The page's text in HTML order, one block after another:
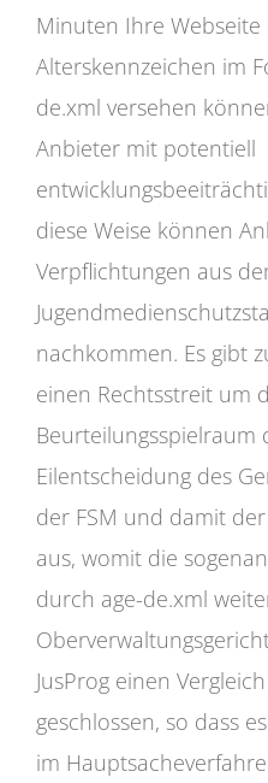
Minuten Ihre
Alterskennzeichen im
de.xml versehen
Anbieter mit potentiell
diese Weise können
Verpflichtungen aus
nachkommen. Es gibt
einen Rechtsstreit um
Beurteilungsspielraum
Eilentscheidung des
der FSM und damit
aus, womit die
durch age-de.xml
JusProg einen
geschlossen, so dass
im